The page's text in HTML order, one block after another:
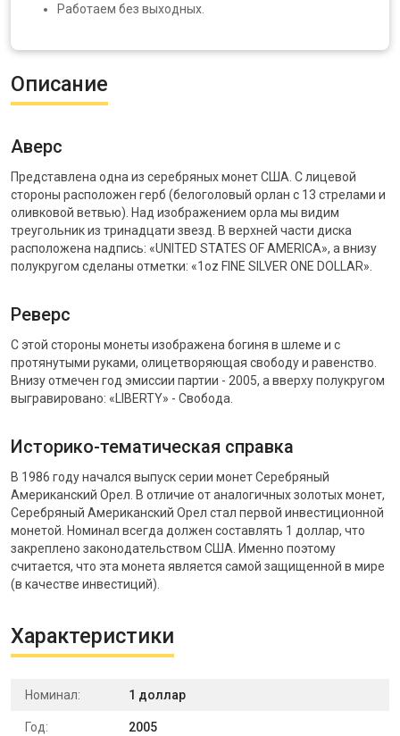
Работаем без выходных.
Описание
Аверс
Представлена одна из серебряных монет США. С лицевой
стороны расположен герб (белоголовый орлан с 13 стрелами и
оливковой ветвью). Над изображением орла мы видим
треугольник из тринадцати звезд. В верхней части диска
расположена надпись: «UNITED STATES OF AMERICA», а внизу
полукругом сделаны отметки: «1oz FINE SILVER ONE DOLLAR».
Реверс
С этой стороны монеты изображена богиня в шлеме и с
протянутыми руками, олицетворяющая свободу и равенство.
Внизу отмечен год эмиссии партии - 2005, а вверху полукругом
выгравировано: «LIBERTY» - Свобода.
Историко-тематическая справка
В 1986 году начался выпуск серии монет Серебряный
Американский Орел. В отличие от аналогичных золотых монет,
Серебряный Американский Орел стал первой инвестиционной
монетой. Номинал всегда должен составлять 1 доллар, что
закреплено законодательством США. Именно поэтому
считается, что эта монета является самой защищенной в мире
(в качестве инвестиций).
Характеристики
Номинал: 1 доллар
Год: 2005